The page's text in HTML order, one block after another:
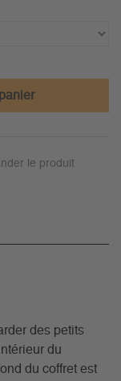
le produit
des petits
du
du coffret est